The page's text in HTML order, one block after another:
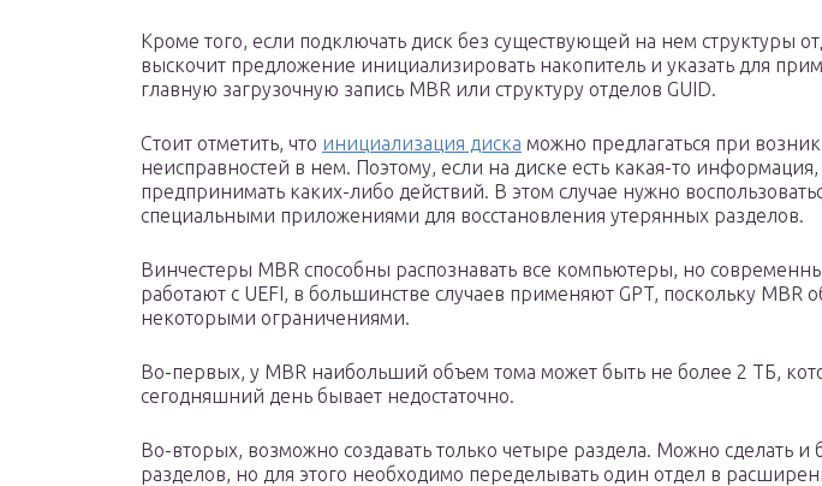
Кроме того, если подключать диск без существующей на нем структуры
выскочит предложение инициализировать накопитель и указать для
главную загрузочную запись MBR или структуру отделов GUID.
Стоит отметить, что инициализация диска можно предлагаться при
неисправностей в нем. Поэтому, если на диске есть какая-то
предпринимать каких-либо действий. В этом случае нужно
специальными приложениями для восстановления утерянных разделов.
Винчестеры MBR способны распознавать все компьютеры, но
работают с UEFI, в большинстве случаев применяют GPT, поскольку MBR
некоторыми ограничениями.
Во-первых, у MBR наибольший объем тома может быть не более 2 ТБ,
сегодняшний день бывает недостаточно.
Во-вторых, возможно создавать только четыре раздела. Можно сделать и
разделов, но для этого необходимо переделывать один отдел в